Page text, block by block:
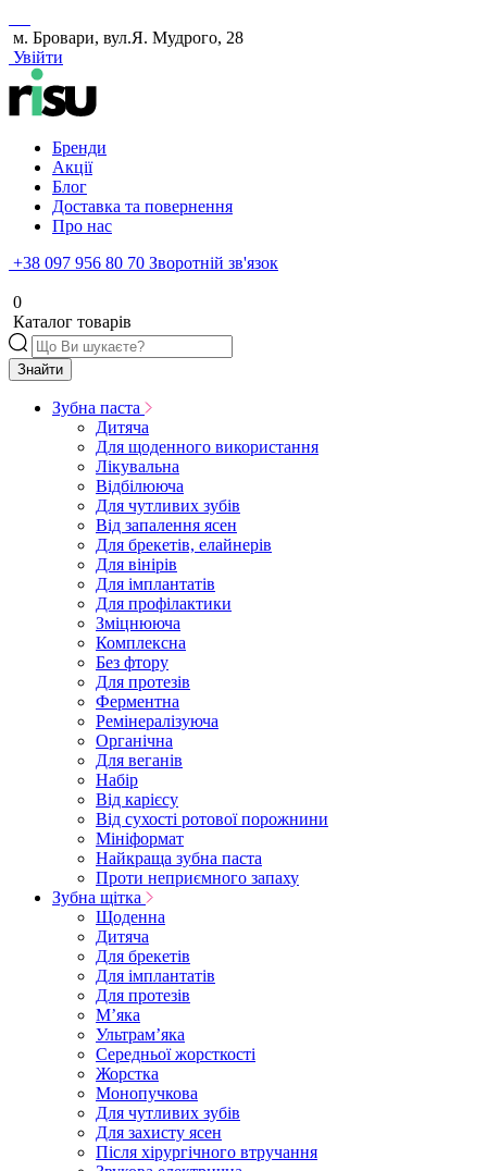
м. Бровари, вул.Я. Мудрого, 28
Увійти
Бренди
Акції
Блог
Доставка та повернення
Про нас
+38 097 956 80 70 Зворотній зв'язок
0
Каталог товарів
Знайти
Зубна паста
Дитяча
Для щоденного використання
Лікувальна
Відбілююча
Для чутливих зубів
Від запалення ясен
Для брекетів, елайнерів
Для вінірів
Для імплантатів
Для профілактики
Зміцнююча
Комплексна
Без фтору
Для протезів
Ферментна
Ремінералізуюча
Органічна
Для веганів
Набір
Від карієсу
Від сухості ротової порожнини
Мініформат
Найкраща зубна паста
Проти неприємного запаху
Зубна щітка
Щоденна
Дитяча
Для брекетів
Для імплантатів
Для протезів
Мʼяка
Ультрамʼяка
Середньої жорсткості
Жорстка
Монопучкова
Для чутливих зубів
Для захисту ясен
Після хірургічного втручання